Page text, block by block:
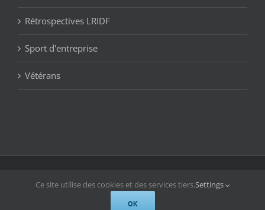
Rétrospectives LRIDF
Sport d'entreprise
Vétérans
Facebook
Ce site utilise des cookies et des services tiers.Settings
OK